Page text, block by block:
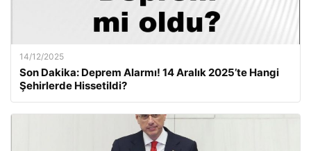
14/12/2025
Son Dakika: Deprem Alarmı! 14 Aralık 2025’te Hangi
Şehirlerde Hissetildi?